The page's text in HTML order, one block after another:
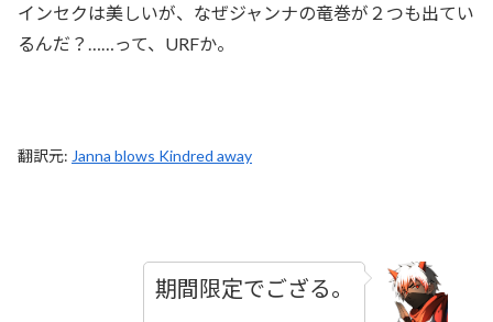
インセクは美しいが、なぜジャンナの竜巻が２つも出てい
るんだ？……って、URFか。
翻訳元: Janna blows Kindred away
期間限定でござる。